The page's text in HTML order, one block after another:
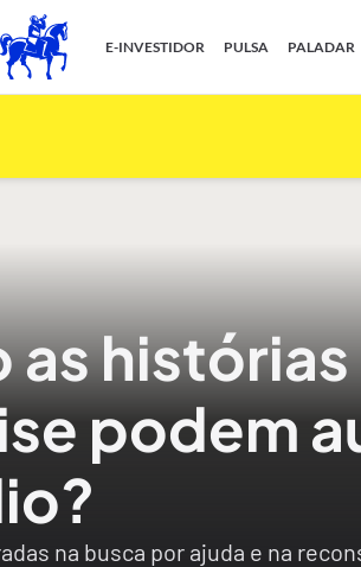
E-INVESTIDOR PULSA PALADAR
as
podem
na busca por ajuda e na